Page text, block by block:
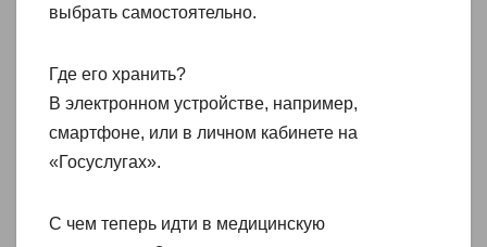
выбрать самостоятельно.
Где его хранить?
В электронном устройстве, например,
смартфоне, или в личном кабинете на
«Госуслугах».
С чем теперь идти в медицинскую